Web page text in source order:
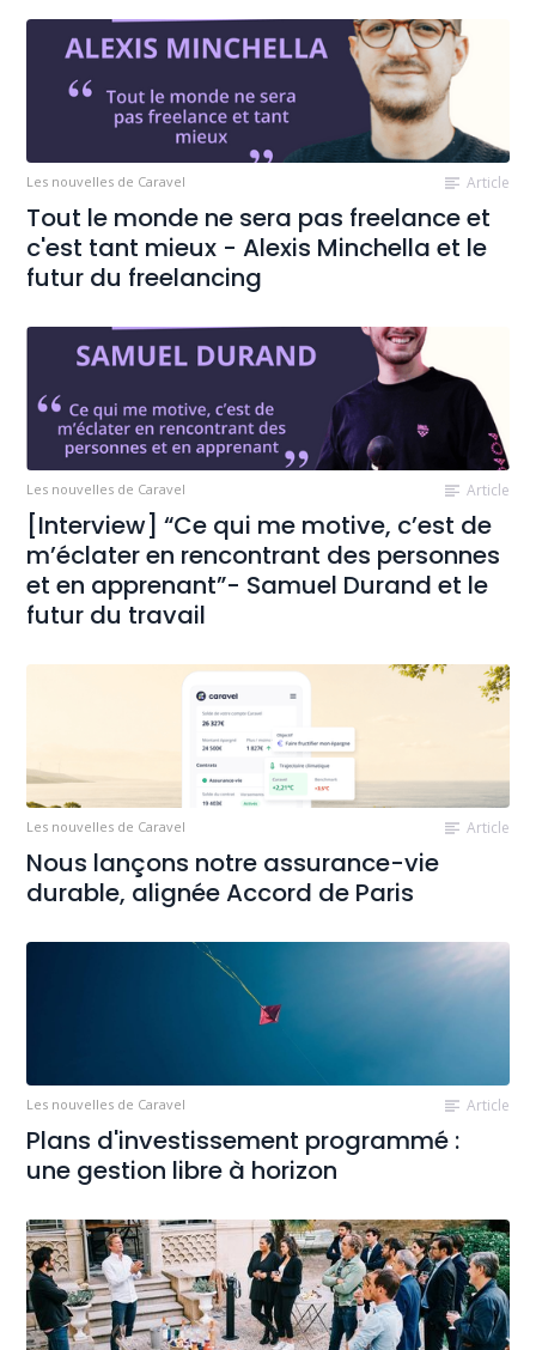
Les nouvelles de Caravel Article
Tout le monde ne sera pas freelance et
c'est tant mieux - Alexis Minchella et le
futur du freelancing
Les nouvelles de Caravel Article
[Interview] “Ce qui me motive, c’est de
m’éclater en rencontrant des personnes
et en apprenant”- Samuel Durand et le
futur du travail
Les nouvelles de Caravel Article
Nous lançons notre assurance-vie
durable, alignée Accord de Paris
Les nouvelles de Caravel Article
Plans d'investissement programmé :
une gestion libre à horizon